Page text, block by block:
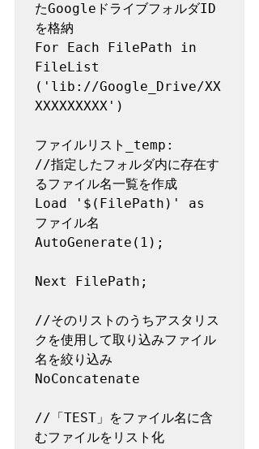
たGoogleドライブフォルダID
を格納
For Each FilePath in
FileList
('lib://Google_Drive/XX
XXXXXXXXX')
ファイルリスト_temp:
//指定したフォルダ内に存在す
るファイル名一覧を作成
Load '$(FilePath)' as
ファイル名
AutoGenerate(1);
Next FilePath;
//そのリストのうちアスタリス
クを使用して取り込みファイル
名を絞り込み
NoConcatenate
//「TEST」をファイル名に含
むファイルをリスト化